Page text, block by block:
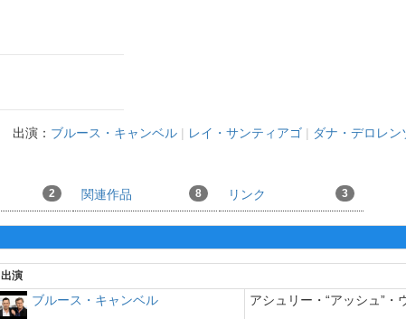
出演： ブルース・キャンベル | レイ・サンティアゴ | ダナ・デロレン
2 関連作品 8 リンク 3
出演
ブルース・キャンベル アシュリー・“アッシュ”・